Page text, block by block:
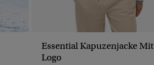
Essential Kapuzenjacke Mit
Logo